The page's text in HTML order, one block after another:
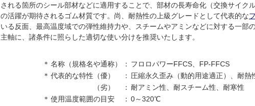
される箇所のシール部材などに適用することで、部材の長寿命化（交換サイ
の活躍が期待されるゴム材質です。尚、耐熱性の上級グレードとして代表的な
いる反面、最高温度域での弾性維持力や、スチームやアミンなどに対する一
主軸に、諸条件に照らした適切な使い分けを推奨いたします。
＊ 名称（規格名や通称） ： フロロパワーFFCS、FP-FFCS
＊ 代表的な特性（優） ： 圧縮永久歪み（動的用途適正）、耐熱
（劣）
： 耐アミン性、耐スチーム性、耐寒性
＊ 使用温度範囲の目安 ： 0～320℃